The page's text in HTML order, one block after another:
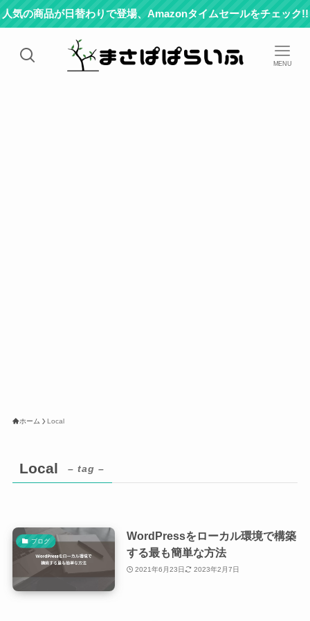
人気の商品が日替わりで登場、Amazonタイムセールをチェック!!
MENU
ホーム Local
Local – tag –
ブログ
WordPressをローカル環境で構築
する最も簡単な方法
2021年6月23日 2023年2月7日